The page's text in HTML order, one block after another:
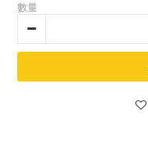
數量